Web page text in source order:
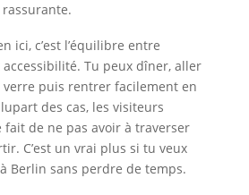
ici, c’est l’équilibre entre
Tu peux dîner, aller
puis rentrer facilement en
des cas, les visiteurs
de ne pas avoir à traverser
C’est un vrai plus si tu veux
Berlin sans perdre de temps.